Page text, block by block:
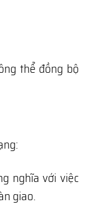
thể đồng bộ
nghĩa với việc
giao.